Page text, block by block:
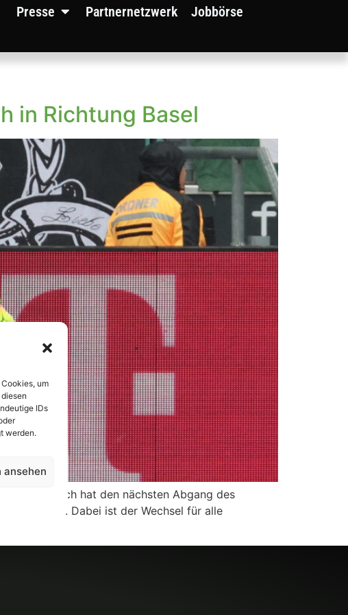
um
IDs
werden.
ansehen
Presse Partnernetzwerk Jobbörse
in Richtung Basel
hat den nächsten Abgang des
Basel an. Dabei ist der Wechsel für alle